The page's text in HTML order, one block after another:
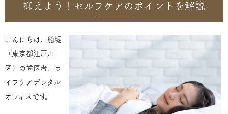
抑えよう！セルフケアのポイントを解説
こんにちは。船堀
（東京都江戸川
区）の歯医者、ラ
イフケアデンタル
オフィスです。